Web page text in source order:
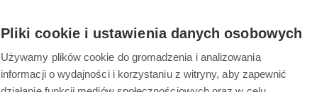
od tego, jak często i na jakiej
Zawartość
Pliki cookie i ustawienia danych osobowych
Używamy plików cookie do gromadzenia i analizowania
informacji o wydajności i korzystaniu z witryny, aby zapewnić